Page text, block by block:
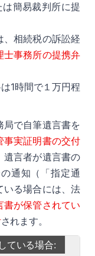
簡易裁判所に提
相続税の訴訟経
士事務所の提携弁
1時間で１万円程
で自筆遺言書を
事実証明書の交付
遺言者が遺言書の
通知（「指定通
いる場合には、法
書が保管されてい
されます。
ている場合:
詳細
詳細